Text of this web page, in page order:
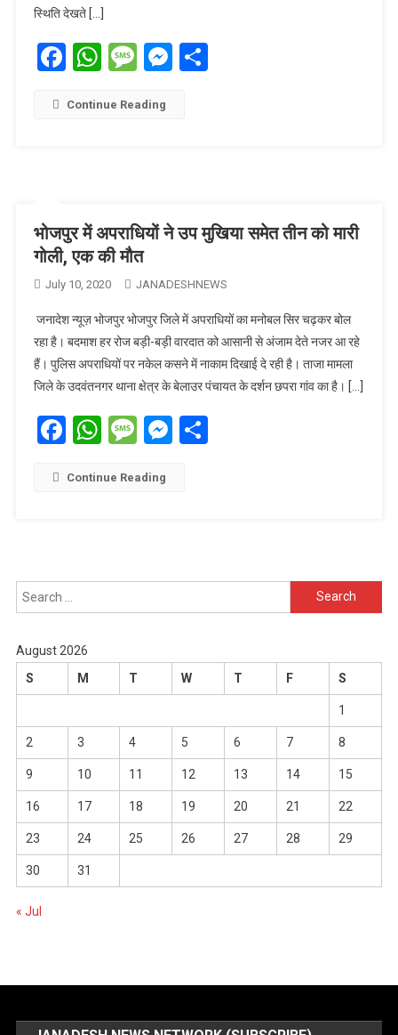
स्थिति देखते […]
Facebook
WhatsApp
Message
Messenger
Continue Reading
भोजपुर में अपराधियों ने उप मुखिया समेत तीन को मारी
गोली, एक की मौत
July 10, 2020 JANADESHNEWS
जनादेश न्यूज़ भोजपुर भोजपुर जिले में अपराधियों का मनोबल सिर चढ़कर बोल
रहा है। बदमाश हर रोज बड़ी-बड़ी वारदात को आसानी से अंजाम देते नजर आ रहे
हैं। पुलिस अपराधियों पर नकेल कसने में नाकाम दिखाई दे रही है। ताजा मामला
जिले के उदवंतनगर थाना क्षेत्र के बेलाउर पंचायत के दर्शन छपरा गांव का है। […]
Facebook
WhatsApp
Message
Messenger
Continue Reading
Search
for:
August 2026
S
M T W T F S
1
2 3 4 5 6 7 8
9 10 11 12 13 14 15
16 17 18 19 20 21 22
23 24 25 26 27 28 29
30 31
« Jul